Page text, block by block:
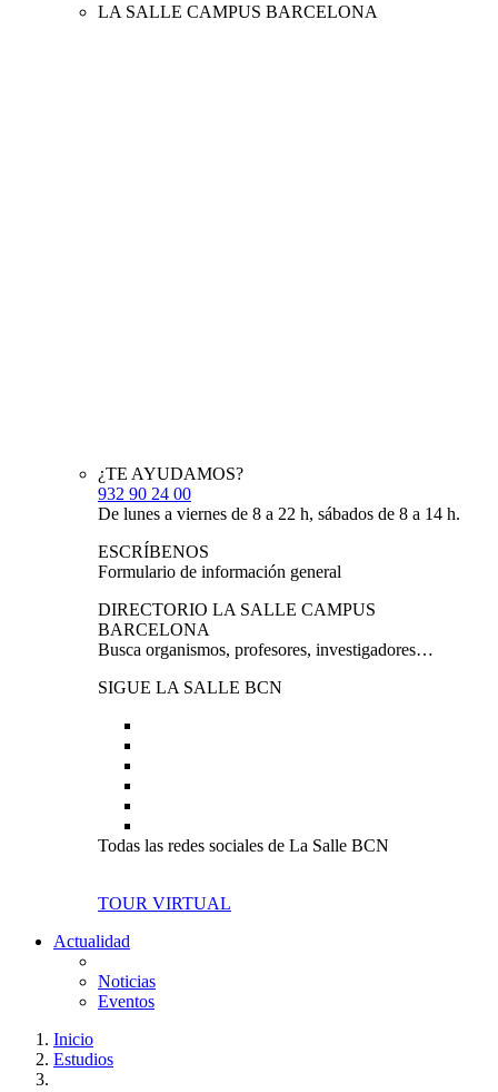
LA SALLE CAMPUS BARCELONA
¿TE AYUDAMOS?
932 90 24 00
De lunes a viernes de 8 a 22 h, sábados de 8 a 14 h.
ESCRÍBENOS
Formulario de información general
DIRECTORIO LA SALLE CAMPUS
BARCELONA
Busca organismos, profesores, investigadores…
SIGUE LA SALLE BCN
Todas las redes sociales de La Salle BCN
TOUR VIRTUAL
Actualidad
Noticias
Eventos
Inicio
Estudios